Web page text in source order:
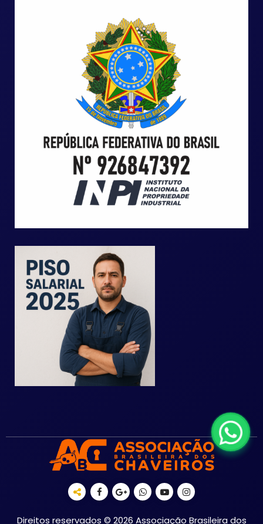
Direitos reservados © 2026 Associação Brasileira dos